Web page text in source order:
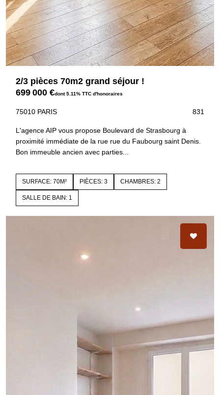
2/3 pièces 70m2 grand séjour !
699 000 €dont 5.11% TTC d'honoraires
75010 PARIS 831
L'agence AIP vous propose Boulevard de Strasbourg à
proximité immédiate de la rue rue du Faubourg saint Denis.
Bon immeuble ancien avec parties...
SURFACE: 70M² PIÈCES: 3 CHAMBRES: 2
SALLE DE BAIN: 1